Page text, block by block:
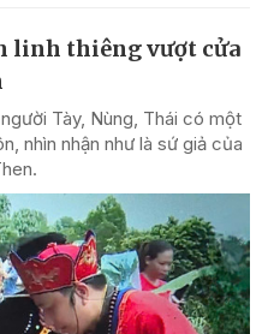
linh thiêng vượt cửa
Tày, Nùng, Thái có một
nhìn nhận như là sứ giả của